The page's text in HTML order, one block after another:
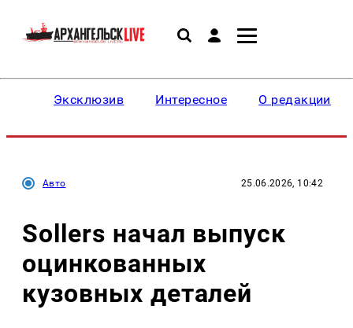
Эксклюзив Интересное О редакции
Авто 25.06.2026, 10:42
Sollers начал выпуск
оцинкованных
кузовных деталей